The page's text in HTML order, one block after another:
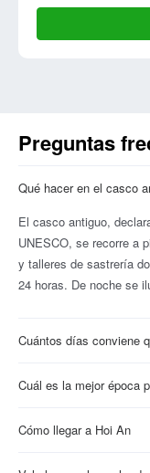
Preguntas
Qué hacer en el casco
El casco antiguo,
UNESCO, se recorre a
y talleres de sastrería
24 horas. De noche se
Cuántos días conviene
Cuál es la mejor época
Cómo llegar a Hoi An